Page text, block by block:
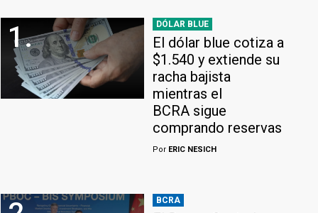
1. DÓLAR BLUE
El dólar blue cotiza a
$1.540 y extiende su
racha bajista
mientras el
BCRA sigue
comprando reservas
Por ERIC NESICH
BCRA